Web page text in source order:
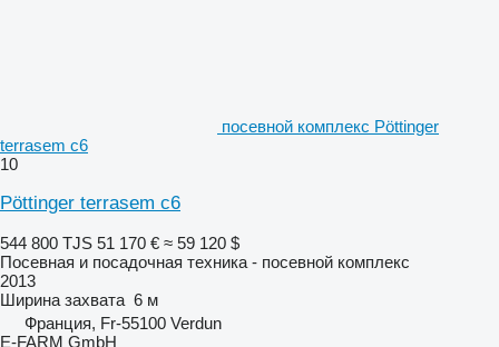
посевной комплекс Pöttinger
terrasem c6
10
Pöttinger terrasem c6
544 800 TJS 51 170 € ≈ 59 120 $
Посевная и посадочная техника - посевной комплекс
2013
Ширина захвата 6 м
Франция, Fr-55100 Verdun
E-FARM GmbH